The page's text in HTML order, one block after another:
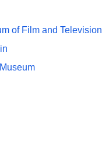
of Film and Television